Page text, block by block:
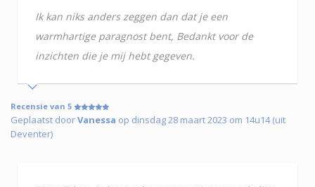
Ik kan niks anders zeggen dan dat je een
warmhartige paragnost bent, Bedankt voor de
inzichten die je mij hebt gegeven.
Recensie van 5
Geplaatst doorVanessa op dinsdag 28 maart 2023 om 14u14 (uit
Deventer)